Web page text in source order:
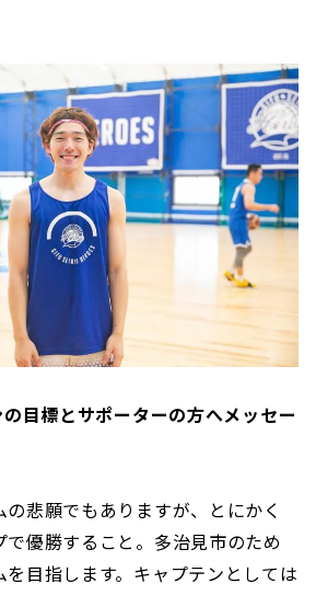
目標とサポーターの方へメッセー
悲願でもありますが、とにかく
優勝すること。多治見市のため
目指します。キャプテンとしては